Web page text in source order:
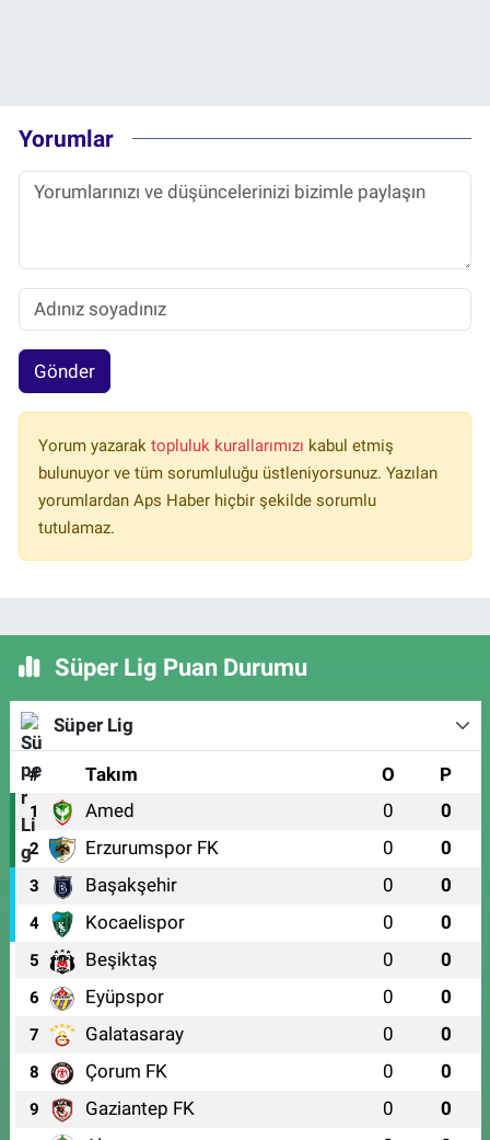
Yorumlar
Gönder
Yorum yazarak topluluk kurallarımızı kabul etmiş
bulunuyor ve tüm sorumluluğu üstleniyorsunuz. Yazılan
yorumlardan Aps Haber hiçbir şekilde sorumlu
tutulamaz.
Süper Lig Puan Durumu
Süper Lig
# Takım O P
1 Amed 0 0
2 Erzurumspor FK 0 0
3 Başakşehir 0 0
4 Kocaelispor 0 0
5 Beşiktaş 0 0
6 Eyüpspor 0 0
7 Galatasaray 0 0
8 Çorum FK 0 0
9 Gaziantep FK 0 0